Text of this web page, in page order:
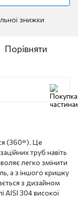
знижки
Порівняти
(360°). Це
труб навіть
легко змінити
а з іншого кришку
з дизайном
AISI 304 високої